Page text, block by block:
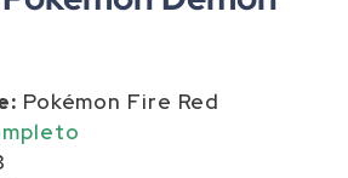
Pokémon Fire Red